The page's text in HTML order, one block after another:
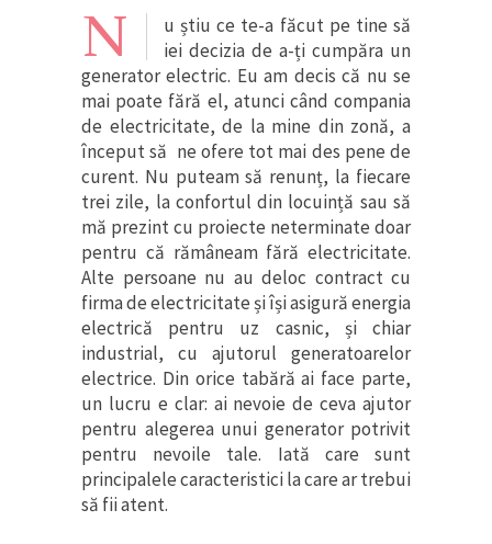
N
u știu ce te-a făcut pe tine să
iei decizia de a-ți cumpăra un
generator electric. Eu am decis că nu se
mai poate fără el, atunci când compania
de electricitate, de la mine din zonă, a
început să ne ofere tot mai des pene de
curent. Nu puteam să renunț, la fiecare
trei zile, la confortul din locuință sau să
mă prezint cu proiecte neterminate doar
pentru că rămâneam fără electricitate.
Alte persoane nu au deloc contract cu
firma de electricitate și își asigură energia
electrică pentru uz casnic, și chiar
industrial, cu ajutorul generatoarelor
electrice. Din orice tabără ai face parte,
un lucru e clar: ai nevoie de ceva ajutor
pentru alegerea unui generator potrivit
pentru nevoile tale. Iată care sunt
principalele caracteristici la care ar trebui
să fii atent.